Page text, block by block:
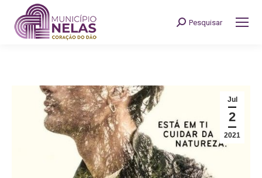
Search:
Pesquisar
Jul
2
2021